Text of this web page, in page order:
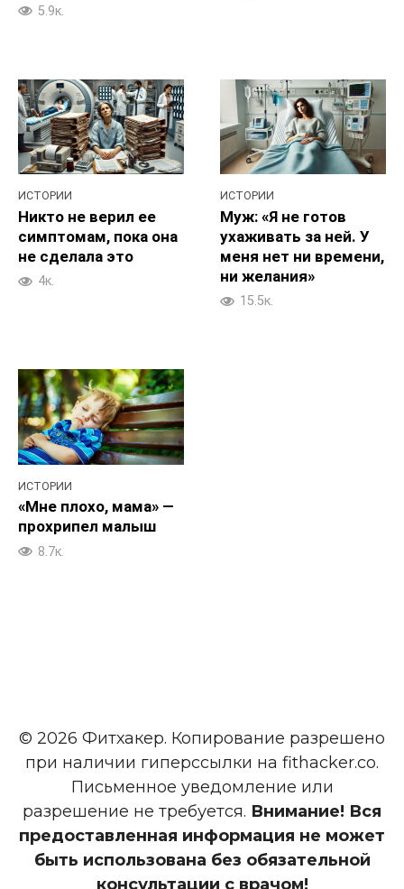
5.9к.
ИСТОРИИ
Никто не верил ее
симптомам, пока она
не сделала это
4к.
ИСТОРИИ
Муж: «Я не готов
ухаживать за ней. У
меня нет ни времени,
ни желания»
15.5к.
ИСТОРИИ
«Мне плохо, мама» —
прохрипел малыш
8.7к.
© 2026 Фитхакер. Копирование разрешено
при наличии гиперссылки на fithacker.co.
Письменное уведомление или
разрешение не требуется. Внимание! Вся
предоставленная информация не может
быть использована без обязательной
консультации с врачом!